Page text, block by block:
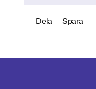
Dela Spara